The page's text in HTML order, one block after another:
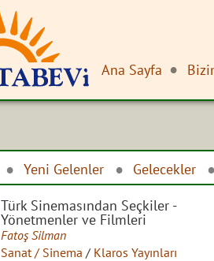
Ana Sayfa
Yeni Gelenler Gelecekler
Türk Sinemasından Seçkiler -
Yönetmenler ve Filmleri
Fatoş Silman
Sanat / Sinema / Klaros Yayınları